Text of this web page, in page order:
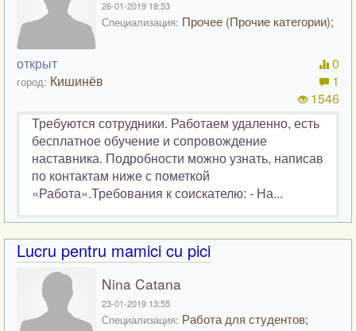
26-01-2019 18:53
Специализация: Прочее (Прочие категории);
открыт
город: Кишинёв
0
1
1546
Требуются сотрудники. Работаем удаленно, есть
бесплатное обучение и сопровождение
наставника. Подробности можно узнать, написав
по контактам ниже с пометкой
«Работа».Требования к соискателю: - На...
Lucru pentru mamici cu pici
Nina Catana
23-01-2019 13:55
Специализация: Работа для студентов;